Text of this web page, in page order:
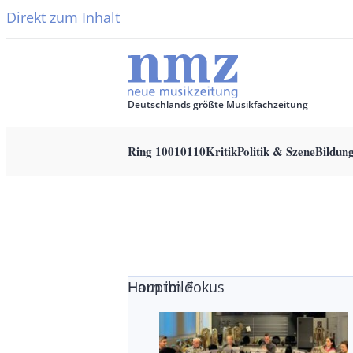
Direkt zum Inhalt
Deutschlands größte Musikfachzeitung
Ring 10010110KritikPolitik & Szene
Horn im Fokus
Hauptbild